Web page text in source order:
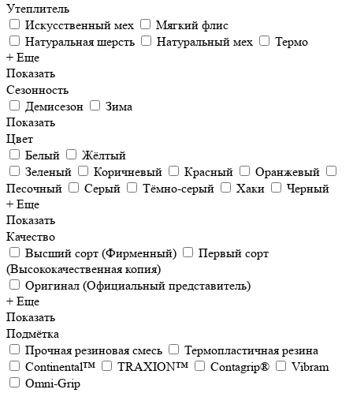
Утеплитель
Искусственный мех
Мягкий флис
Натуральная шерсть
Натуральный мех
Термо
+ Еще
Показать
Сезонность
Демисезон
Зима
Показать
Цвет
Белый
Жёлтый
Зеленый
Коричневый Красный
Оранжевый
Песочный
Серый Тёмно-серый Хаки
Черный
+ Еще
Показать
Качество
Высший сорт (Фирменный)
Первый сорт
(Высококачественная копия)
Оригинал (Официальный представитель)
+ Еще
Показать
Подмётка
Прочная резиновая смесь
Термопластичная резина
Continental™
TRAXION™ Contagrip®
Vibram
Omni-Grip